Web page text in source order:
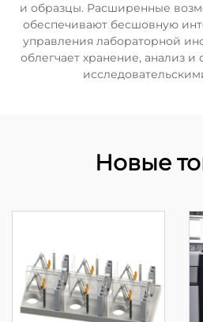
и образцы. Расширенные
обеспечивают бесшовную
управления лабораторной
облегчает хранение, анализ
Новые